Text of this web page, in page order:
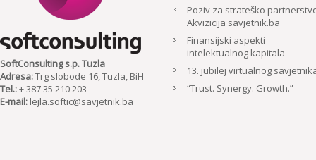
SoftConsulting s.p. Tuzla
Adresa:Trg slobode 16, Tuzla, BiH
Tel.:+ 387 35 210 203
E-mail: lejla.softic@savjetnik.ba
Poziv za strateško
Akvizicija savjetnik.ba
Finansijski aspekti
intelektualnog kapitala
13. jubilej virtualnog
“Trust. Synergy. Growth.”